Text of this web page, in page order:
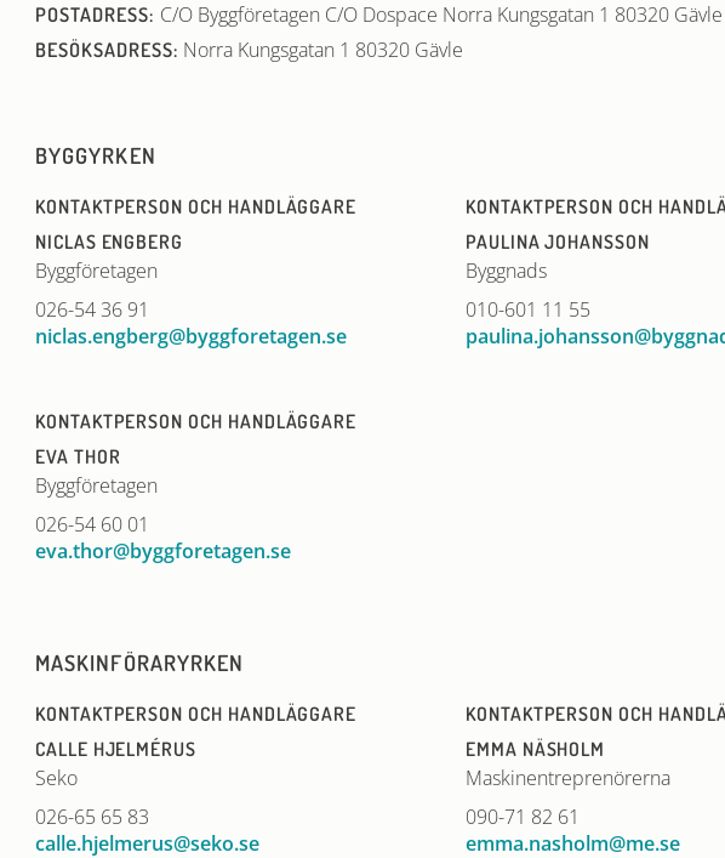
POSTADRESS: C/O Byggföretagen C/O Dospace Norra Kungsgatan 1 80320 Gävle
BESÖKSADRESS: Norra Kungsgatan 1 80320 Gävle
BYGGYRKEN
KONTAKTPERSON OCH HANDLÄGGARE
NICLAS ENGBERG
Byggföretagen
026-54 36 91
niclas.engberg@byggforetagen.se
KONTAKTPERSON OCH
PAULINA JOHANSSON
Byggnads
010-601 11 55
KONTAKTPERSON OCH HANDLÄGGARE
EVA THOR
Byggföretagen
026-54 60 01
eva.thor@byggforetagen.se
MASKINFÖRARYRKEN
KONTAKTPERSON OCH HANDLÄGGARE
CALLE HJELMÉRUS
Seko
026-65 65 83
calle.hjelmerus@seko.se
KONTAKTPERSON OCH
EMMA NÄSHOLM
Maskinentreprenörerna
090-71 82 61
emma.nasholm@me.se